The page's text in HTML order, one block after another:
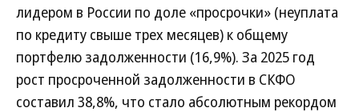
лидером в России по доле «просрочки» (неуплата
по кредиту свыше трех месяцев) к общему
портфелю задолженности (16,9%). За 2025 год
рост просроченной задолженности в СКФО
составил 38,8%, что стало абсолютным рекордом